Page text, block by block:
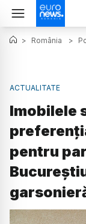
> România >
ACTUALITATE
Imobilele
pentru